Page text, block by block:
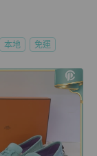
本地 免運